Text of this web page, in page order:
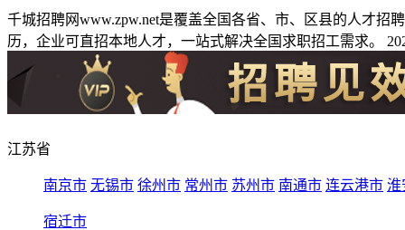
千城招聘网www.zpw.net是覆盖全国各省、市、区县的人才
历，企业可直招本地人才，一站式解决全国求职招工需求。
江苏省
南京市 无锡市 徐州市 常州市 苏州市 南通市 连云港市 淮
宿迁市